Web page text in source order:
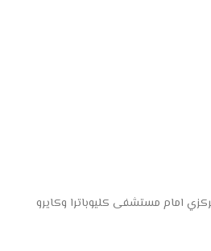
امام مستشفى كليوباترا وكايرو